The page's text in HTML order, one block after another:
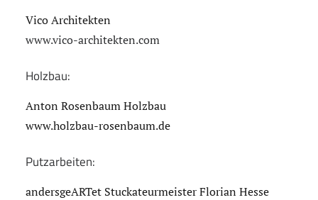
Vico Architekten
www.vico-architekten.com
Holzbau:
Anton Rosenbaum Holzbau
www.holzbau-rosenbaum.de
Putzarbeiten:
andersgeARTet Stuckateurmeister Florian Hesse